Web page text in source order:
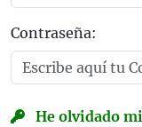
Contraseña:
He olvidado